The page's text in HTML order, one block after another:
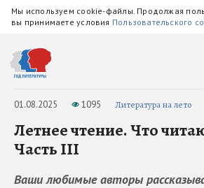
Мы используем cookie-файлы. Продолжая
вы принимаете условия Пользовательского
01.08.2025 1095 Литература на лето
Летнее чтение. Что
Часть III
Ваши любимые авторы